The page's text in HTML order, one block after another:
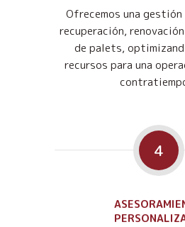
Ofrecemos una
recuperación,
de palets,
recursos para una
4